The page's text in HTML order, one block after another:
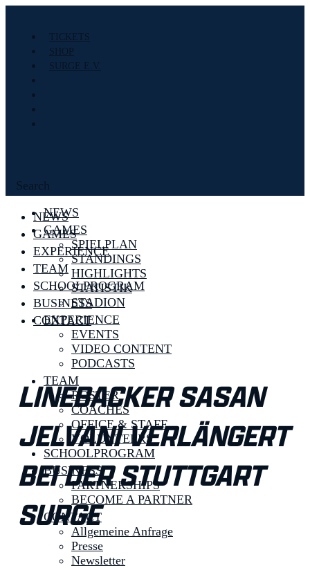
TICKETS
SHOP
SURGE E.V.
Search
NEWS
GAMES
SPIELPLAN
STANDINGS
HIGHLIGHTS
STATISTIK
STADION
EXPERIENCE
EVENTS
VIDEO CONTENT
PODCASTS
TEAM
ROSTER
COACHES
OFFICE & STAFF
VOLUNTEERS
SCHOOLPROGRAM
BUSINESS
PARTNERSHIPS
BECOME A PARTNER
CONTACT
Allgemeine Anfrage
Presse
Newsletter
NEWS
GAMES
EXPERIENCE
TEAM
SCHOOLPROGRAM
BUSINESS
CONTACT
LINEBACKER SASAN
JELVANI VERLÄNGERT
BEI DER STUTTGART
SURGE